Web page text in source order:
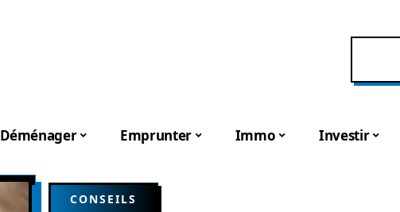
Déménager Emprunter Immo Investir
CONSEILS